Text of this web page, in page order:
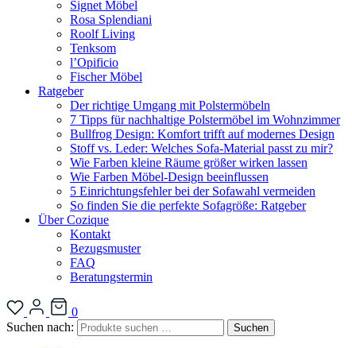
Signet Möbel
Rosa Splendiani
Roolf Living
Tenksom
l’Opificio
Fischer Möbel
Ratgeber
Der richtige Umgang mit Polstermöbeln
7 Tipps für nachhaltige Polstermöbel im Wohnzimmer
Bullfrog Design: Komfort trifft auf modernes Design
Stoff vs. Leder: Welches Sofa-Material passt zu mir?
Wie Farben kleine Räume größer wirken lassen
Wie Farben Möbel-Design beeinflussen
5 Einrichtungsfehler bei der Sofawahl vermeiden
So finden Sie die perfekte Sofagröße: Ratgeber
Über Cozique
Kontakt
Bezugsmuster
FAQ
Beratungstermin
0
Suchen nach:
Suchen